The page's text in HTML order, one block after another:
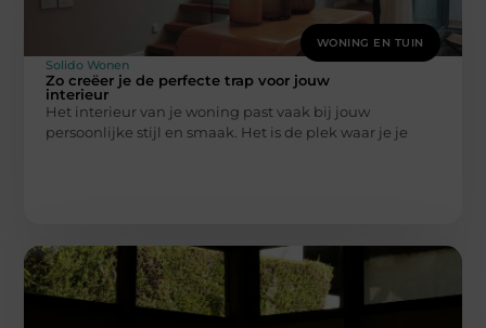
WONING EN TUIN
Solido Wonen
Zo creëer je de perfecte trap voor jouw
interieur
Het interieur van je woning past vaak bij jouw
persoonlijke stijl en smaak. Het is de plek waar je je